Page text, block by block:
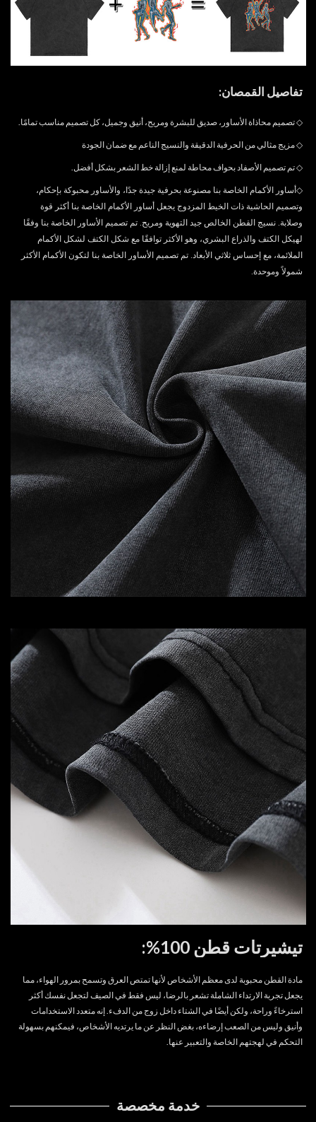
تفاصيل القمصان:
◇تصميم محاذاة الأساور، صديق للبشرة ومريح، أنيق وجميل، كل تصميم مناسب تمامًا.
◇مزيج مثالي من الحرفية الدقيقة والنسيج الناعم مع ضمان الجودة
◇تم تصميم الأصفاد بحواف محاطة لمنع إزالة خط الشعر بشكل أفضل.
◇ أساور الأكمام الخاصة بنا مصنوعة بحرفية جيدة جدًا، والأساور محبوكة بإحكام،
وتصميم الحاشية ذات الخيط المزدوج يجعل أساور الأكمام الخاصة بنا أكثر قوة
وصلابة. نسيج القطن الخالص جيد التهوية ومريح. تم تصميم الأساور الخاصة بنا وفقًا
لهيكل الكتف والذراع البشري، وهو الأكثر توافقًا مع شكل الكتف لشكل الأكمام
الملائمة، مع إحساس ثلاثي الأبعاد. تم تصميم الأساور الخاصة بنا لتكون الأكمام الأكثر
شمولاً وموحدة.
تيشيرتات قطن 100%:
مادة القطن محبوبة لدى معظم الأشخاص لأنها تمتص العرق وتسمح بمرور الهواء، مما
يجعل تجربة الارتداء الشاملة تشعر بالرضا، ليس فقط في الصيف لتجعل نفسك أكثر
استرخاءً وراحة، ولكن أيضًا في الشتاء داخل زوج من الدفء. إنه متعدد الاستخدامات
وأنيق وليس من الصعب إرضاءه، بغض النظر عن ما يرتديه الأشخاص، فيمكنهم بسهولة
التحكم في لهجتهم الخاصة والتعبير عنها.
خدمة مخصصة